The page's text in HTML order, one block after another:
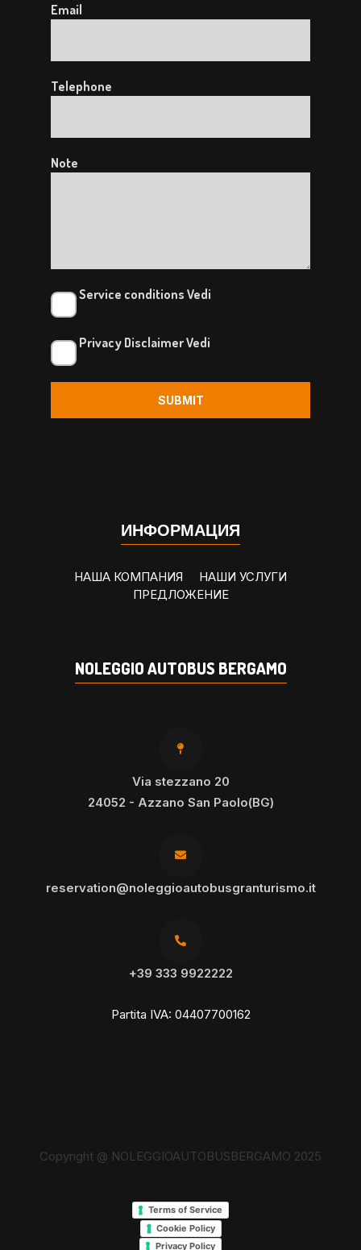
Email
Telephone
Note
Service conditions Vedi
Privacy DisclaimerVedi
SUBMIT
ИНФОРМАЦИЯ
НАША КОМПАНИЯ
НАШИ УСЛУГИ
ПРЕДЛОЖЕНИЕ
NOLEGGIO AUTOBUS BERGAMO
Via stezzano 20
24052 - Azzano San Paolo(BG)
reservation@noleggioautobusgranturismo.it
+39 333 9922222
Partita IVA: 04407700162
Copyright @ NOLEGGIOAUTOBUSBERGAMO 2025
Terms of Service
Cookie Policy
Privacy Policy